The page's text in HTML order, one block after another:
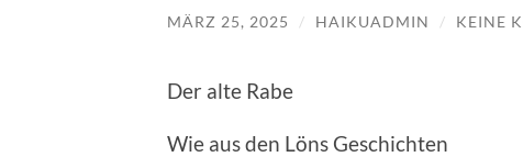
MÄRZ 25, 2025 / HAIKUADMIN / KEINE
Der alte Rabe
Wie aus den Löns Geschichten